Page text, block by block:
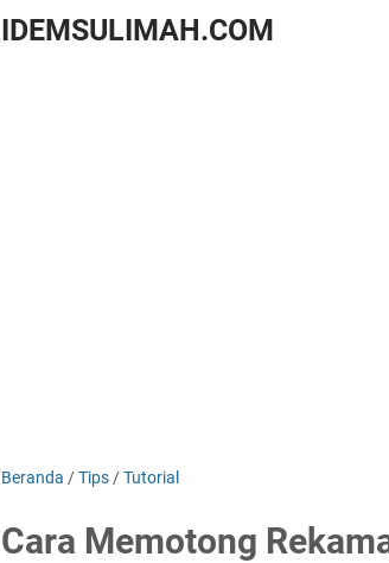
IDEMSULIMAH.COM
Beranda /Tips /Tutorial
Cara Memotong